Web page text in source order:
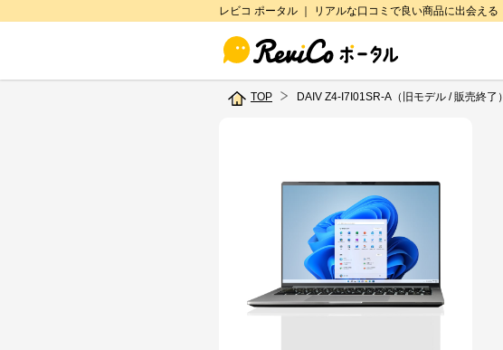
レビコ ポータル ｜ リアルな口コミで良い商品に出会える
TOP DAIV Z4-I7I01SR-A（旧モデル / 販売終了）